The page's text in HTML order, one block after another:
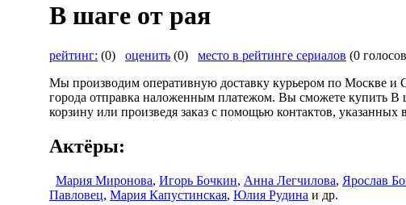
В шаге от рая
рейтинг: (0) оценить (0) место в рейтинге сериалов (0
Мы производим оперативную доставку курьером по Москве и
города отправка наложенным платежом. Вы сможете купить В
корзину или произведя заказ с помощью контактов, указанных
Актёры:
Мария Миронова, Игорь Бочкин, Анна Легчилова, Ярослав
Павловец, Мария Капустинская, Юлия Рудина и др.